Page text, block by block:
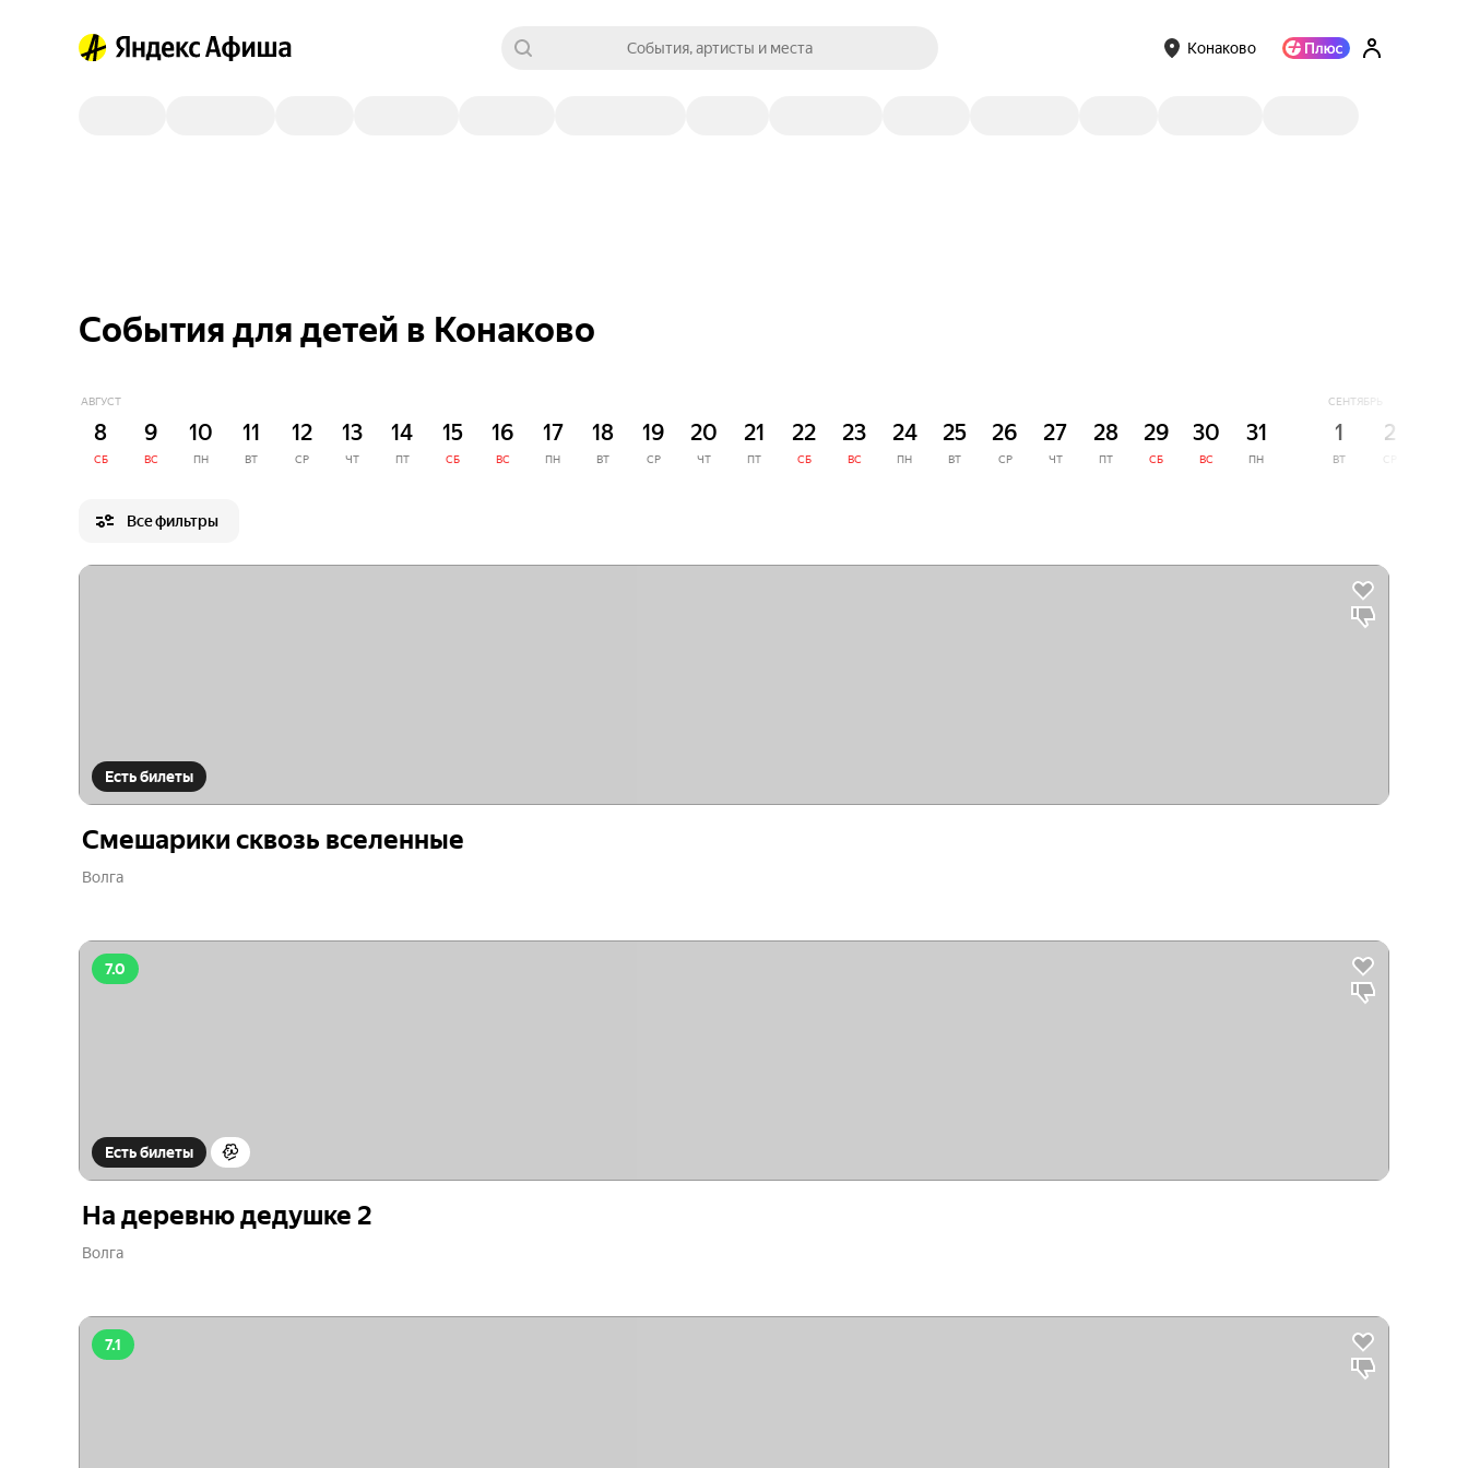
События, артисты и места Конаково
События для детей в Конаково
АВГУСТ
8
СБ
9
ВС
10
ПН
11
ВТ
12
СР
13
ЧТ
14
ПТ
15
СБ
16
ВС
17
ПН
18
ВТ
19
СР
20
ЧТ
21
ПТ
22
СБ
23
ВС
24
ПН
25
ВТ
26
СР
27
ЧТ
28
ПТ
29
СБ
30
ВС
31
ПН
СЕНТЯБРЬ
1
ВТ
2
Все фильтры
Есть билеты
Смешарики сквозь вселенные
Волга
7.0
Есть билеты
На деревню дедушке 2
Волга
7.1